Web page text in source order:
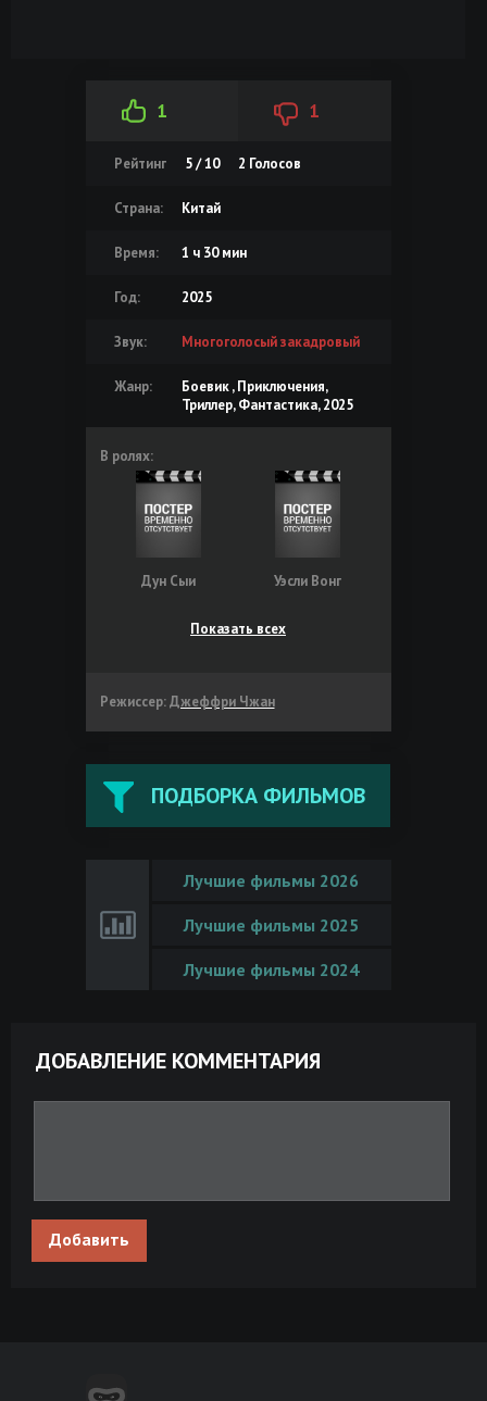
1 1
Рейтинг 5 / 10 2 Голосов
Страна: Китай
Время: 1 ч 30 мин
Год: 2025
Звук: Многоголосый закадровый
Жанр:
Боевик , Приключения,
Триллер, Фантастика, 2025
В ролях:
Дун Сыи Уэсли Вонг
Показать всех
Режиссер: Джеффри Чжан
ПОДБОРКА ФИЛЬМОВ
Лучшие фильмы 2026
Лучшие фильмы 2025
Лучшие фильмы 2024
ДОБАВЛЕНИЕ КОММЕНТАРИЯ
Добавить